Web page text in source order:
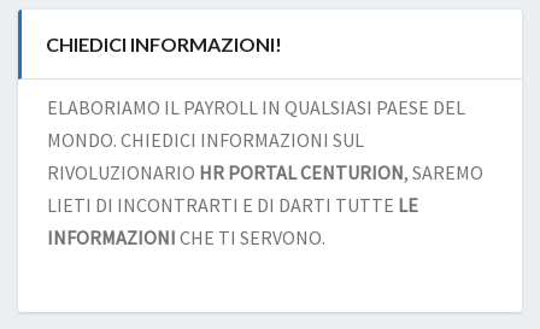
CHIEDICI INFORMAZIONI!
ELABORIAMO IL PAYROLL IN QUALSIASI PAESE DEL
MONDO. CHIEDICI INFORMAZIONI SUL
RIVOLUZIONARIO HR PORTAL CENTURION, SAREMO
LIETI DI INCONTRARTI E DI DARTI TUTTE LE
INFORMAZIONI CHE TI SERVONO.